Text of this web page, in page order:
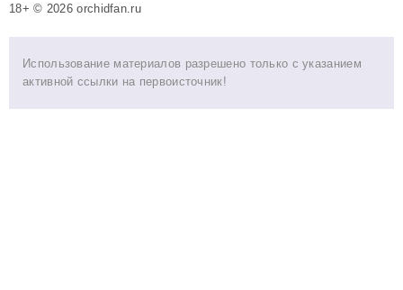
18+ © 2026 orchidfan.ru
Использование материалов разрешено только с указанием
активной ссылки на первоисточник!